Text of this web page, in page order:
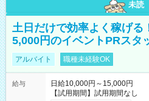
未読
土日だけで効率よく稼げる
5,000円のイベントPRスタ
アルバイト 職種未経験OK
給与
日給10,000円～15,000円
【試用期間】試用期間なし